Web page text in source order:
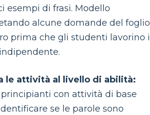
esempi di frasi. Modello
alcune domande del foglio
prima che gli studenti lavorino
le attività al livello di abilità:
con attività di base
se le parole sono